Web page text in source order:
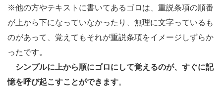
※他の方やテキストに書いてあるゴロは、重説条項の順番
が上から下になっていなかったり、無理に文字っているも
のがあって、覚えてもそれが重説条項をイメージしずらか
ったです。
シンプルに上から順にゴロにして覚えるのが、すぐに記
憶を呼び起こすことができます。